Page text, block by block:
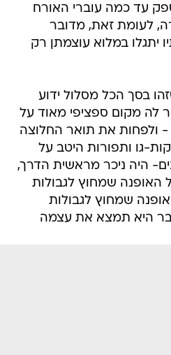
עד כמה עוברי האורח
לעומת זאת, מדובר
יתגלו במלוא עוצמתן רק
בסך הכל מסלול ידוע
מקום ספציפי מאוד על
ולפחות את תואר החלוצה
גו ותפורות היטב על
היה ניכר מראשית הדרך,
האופנה שמחוץ לגבולות
שמחוץ לגבולות
היא תמצא את עצמה